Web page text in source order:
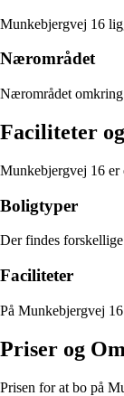
Munkebjergvej 16
Nærområdet
Nærområdet
Faciliteter
Munkebjergvej 16 er
Boligtyper
Der findes
Faciliteter
På Munkebjergvej
Priser og
Prisen for at bo på